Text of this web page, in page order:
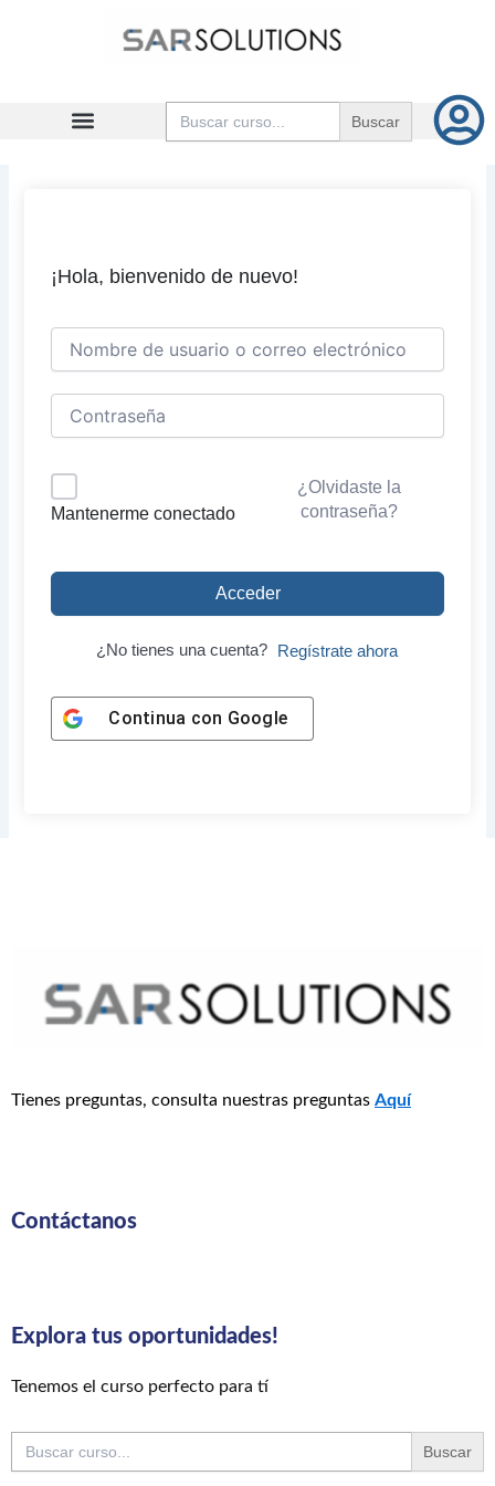
Buscar:
¡Hola, bienvenido de nuevo!
Mantenerme conectado
¿Olvidaste la
contraseña?
Acceder
¿No tienes una cuenta? Regístrate ahora
Continua con Google
Tienes preguntas, consulta nuestras preguntas Aquí
Contáctanos
Explora tus oportunidades!
Tenemos el curso perfecto para tí
Buscar: